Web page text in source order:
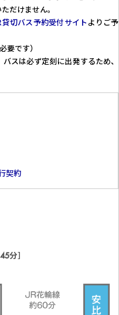
だけません。
貸切バス予約受付サイトよりご予
要です）
スは必ず定刻に出発するため、
契約
分］